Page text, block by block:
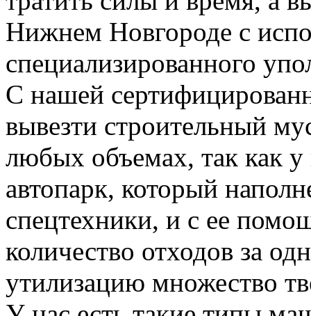
Нижнем Новгороде с
специализированного
С нашей
вывезти строительный
любых объемах, так как
автопарк, который
спецтехники, и с ее
количество отходов за
утилизацию множество